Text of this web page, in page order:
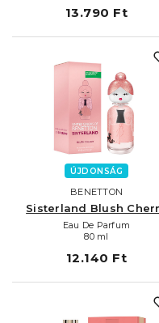
13.790 Ft
ÚJDONSÁG
BENETTON
Sisterland Blush
Eau De Parfum
80 ml
12.140 Ft